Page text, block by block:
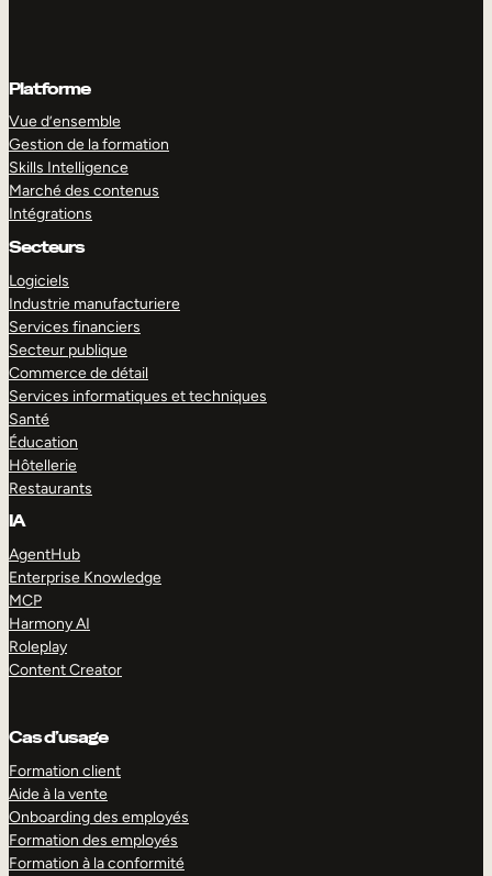
Platforme
Vue d’ensemble
Gestion de la formation
Skills Intelligence
Marché des contenus
Intégrations
Secteurs
Logiciels
Industrie manufacturiere
Services financiers
Secteur publique
Commerce de détail
Services informatiques et techniques
Santé
Éducation
Hôtellerie
Restaurants
IA
AgentHub
Enterprise Knowledge
MCP
Harmony AI
Roleplay
Content Creator
Cas d’usage
Formation client
Aide à la vente
Onboarding des employés
Formation des employés
Formation à la conformité